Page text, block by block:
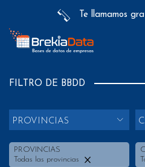
Te llamamos
FILTRO DE BBDD
PROVINCIAS
PROVINCIAS
Todas las provincias